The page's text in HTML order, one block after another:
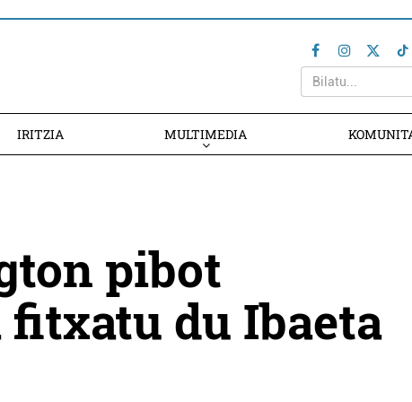
IRITZIA MULTIMEDIA
pibot
du Ibaeta